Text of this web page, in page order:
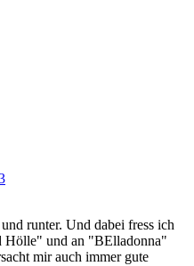
runter. Und dabei fress ich
Hölle" und an "BElladonna"
mir auch immer gute